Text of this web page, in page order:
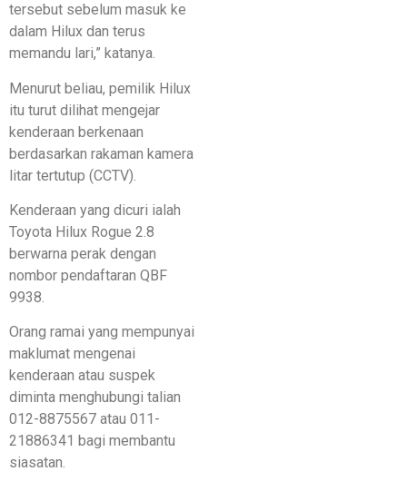
tersebut sebelum masuk ke
dalam Hilux dan terus
memandu lari,” katanya.
Menurut beliau, pemilik Hilux
itu turut dilihat mengejar
kenderaan berkenaan
berdasarkan rakaman kamera
litar tertutup (CCTV).
Kenderaan yang dicuri ialah
Toyota Hilux Rogue 2.8
berwarna perak dengan
nombor pendaftaran QBF
9938.
Orang ramai yang mempunyai
maklumat mengenai
kenderaan atau suspek
diminta menghubungi talian
012-8875567 atau 011-
21886341 bagi membantu
siasatan.